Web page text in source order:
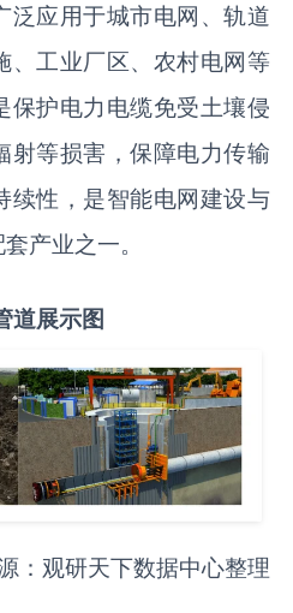
泛应用于城市电网、轨道
、工业厂区、农村电网等
保护电力电缆免受土壤侵
射等损害，保障电力传输
续性，是智能电网建设与
产业之一。
道展示图
：观研天下数据中心整理